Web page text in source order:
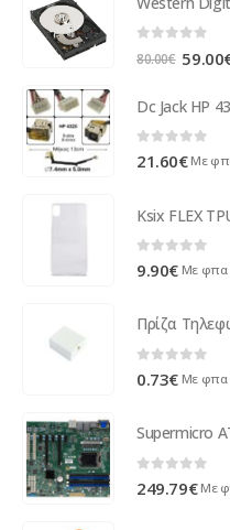
80.00€ Original
was:
59.00
Dc Jack HP
0 out of 5
21.60€ Με
Ksix FLEX
0 out of 5
9.90€ Με φπα
0 out of 5
0.73€ Με φπα
249.79€ Με